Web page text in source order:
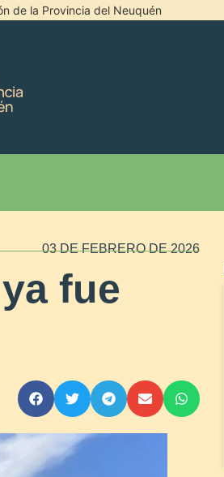
de la Provincia del Neuquén
03 DE FEBRERO DE 2026
fue